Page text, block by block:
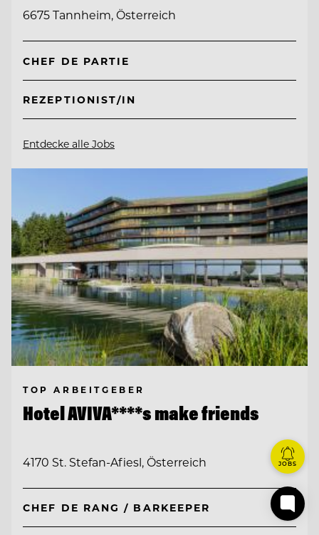
6675 Tannheim, Österreich
CHEF DE PARTIE
REZEPTIONIST/IN
Entdecke alle Jobs
TOP ARBEITGEBER
Hotel AVIVA****s make friends
4170 St. Stefan-Afiesl, Österreich
CHEF DE RANG / BARKEEPER
JOBS